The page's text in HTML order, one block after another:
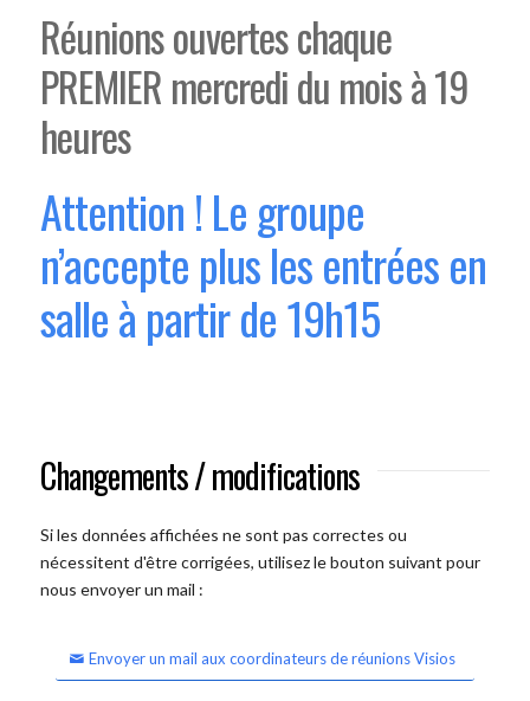
Réunions ouvertes chaque
PREMIER mercredi du mois à 19
heures
Attention ! Le groupe
n’accepte plus les entrées en
salle à partir de 19h15
Changements / modifications
Si les données affichées ne sont pas correctes ou
nécessitent d'être corrigées, utilisez le bouton suivant pour
nous envoyer un mail :
Envoyer un mail aux coordinateurs de réunions Visios